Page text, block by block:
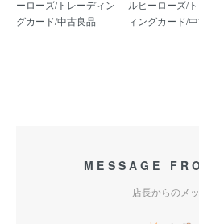
ーローズ/トレーディン
グカード/中古良品
ルヒーローズ/
ィングカード/
MESSAGE
店長からのメ